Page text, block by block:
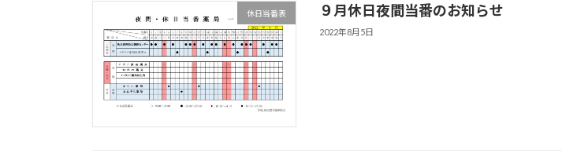
休日当番表 ９月休日夜間当番のお知らせ
2022年8月5日